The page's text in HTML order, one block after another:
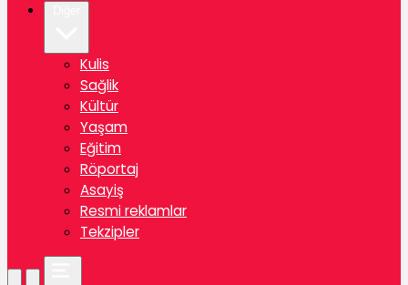
Kulis
Sağlik
Kültür
Yaşam
Eğitim
Röportaj
Asayiş
Resmi reklamlar
Tekzipler